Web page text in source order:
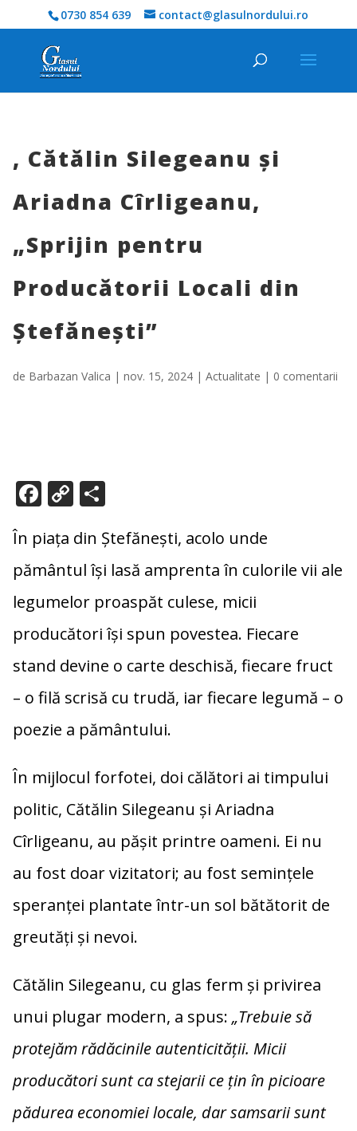
0730 854 639 contact@glasulnordului.ro
, Cătălin Silegeanu și
Ariadna Cîrligeanu,
„Sprijin pentru
Producătorii Locali din
Ștefănești”
de Barbazan Valica | nov. 15, 2024| Actualitate | 0 comentarii
F
e
b
o
o
k
C
p
y
Li
n
k
P
ta
je
az
ă
În piața din Ștefănești, acolo unde
pământul își lasă amprenta în culorile vii ale
legumelor proaspăt culese, micii
producători își spun povestea. Fiecare
stand devine o carte deschisă, fiecare fruct
– o filă scrisă cu trudă, iar fiecare legumă – o
poezie a pământului.
În mijlocul forfotei, doi călători ai timpului
politic, Cătălin Silegeanu și Ariadna
Cîrligeanu, au pășit printre oameni. Ei nu
au fost doar vizitatori; au fost semințele
speranței plantate într-un sol bătătorit de
greutăți și nevoi.
Cătălin Silegeanu, cu glas ferm și privirea
unui plugar modern, a spus: „Trebuie să
protejăm rădăcinile autenticității. Micii
producători sunt ca stejarii ce țin în picioare
pădurea economiei locale, dar samsarii sunt